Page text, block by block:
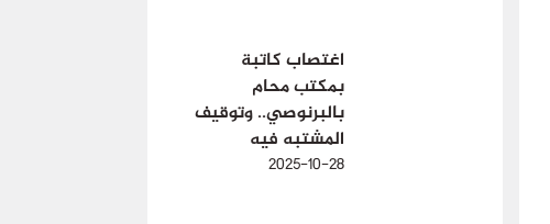
اغتصاب كاتبة
بمكتب محام
بالبرنوصي.. وتوقيف
المشتبه فيه
2025-10-28